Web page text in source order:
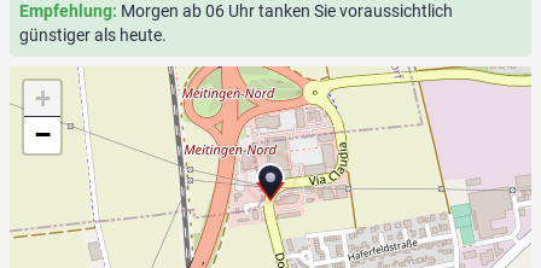
Empfehlung: Morgen ab 06 Uhr tanken Sie voraussichtlich
günstiger als heute.
+
−